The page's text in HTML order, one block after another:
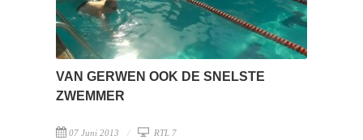
VAN GERWEN OOK DE SNELSTE
ZWEMMER
07 Juni 2013 RTL 7